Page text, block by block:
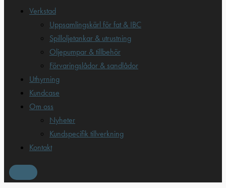
Verkstad
Uppsamlingskärl för fat & IBC
Spilloljetankar & utrustning
Oljepumpar & tillbehör
Förvaringslådor & sandlådor
Uthyrning
Kundcase
Om oss
Nyheter
Kundspecifik tillverkning
Kontakt